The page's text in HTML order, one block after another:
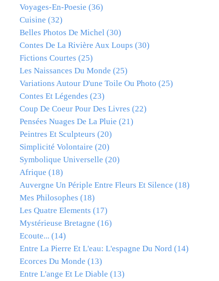
Voyages-En-Poesie (36)
Cuisine (32)
Belles Photos De Michel (30)
Contes De La Rivière Aux Loups (30)
Fictions Courtes (25)
Les Naissances Du Monde (25)
Variations Autour D'une Toile Ou Photo (25)
Contes Et Légendes (23)
Coup De Coeur Pour Des Livres (22)
Pensées Nuages De La Pluie (21)
Peintres Et Sculpteurs (20)
Simplicité Volontaire (20)
Symbolique Universelle (20)
Afrique (18)
Auvergne Un Périple Entre Fleurs Et Silence (18)
Mes Philosophes (18)
Les Quatre Elements (17)
Mystérieuse Bretagne (16)
Ecoute... (14)
Entre La Pierre Et L'eau: L'espagne Du Nord (14)
Ecorces Du Monde (13)
Entre L'ange Et Le Diable (13)